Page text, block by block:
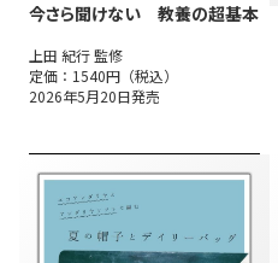
今さら聞けない 教養の超基本
上田 紀行 監修
定価：1540円（税込）
2026年5月20日発売